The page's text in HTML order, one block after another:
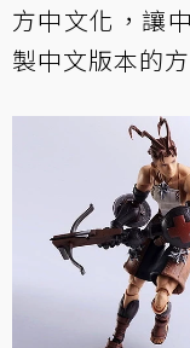
方中文化，讓
製中文版本的